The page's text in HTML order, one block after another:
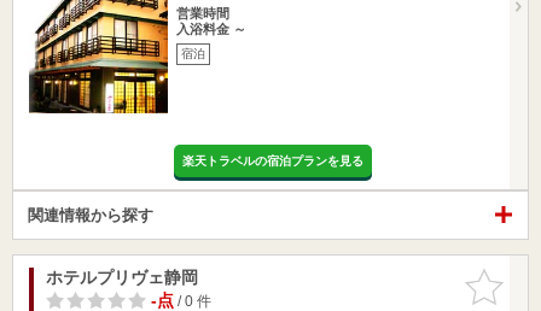
営業時間
入浴料金 ～
宿泊
楽天トラベルの宿泊プランを見る
関連情報から探す
お気に入
りに追加
ホテルプリヴェ静岡
-点/ 0 件